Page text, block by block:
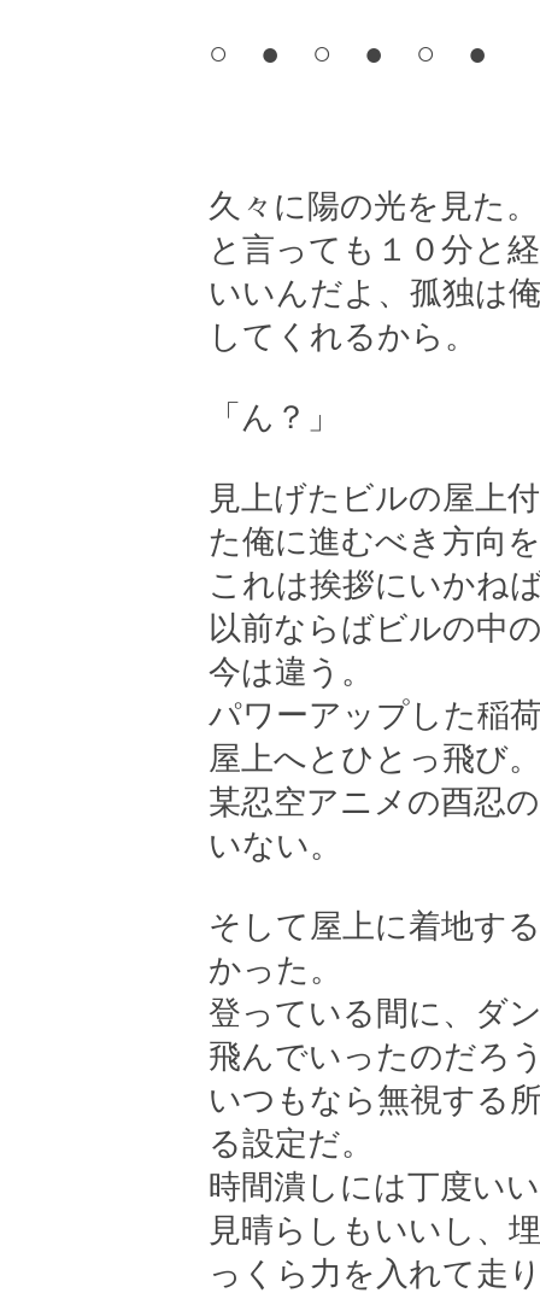
○ ● ○ ● ○ ●
久々に陽の光を見た。
と言っても１０分と
いいんだよ、孤独は
してくれるから。
「ん？」
見上げたビルの屋上
た俺に進むべき方向
これは挨拶にいかね
以前ならばビルの中
今は違う。
パワーアップした稲
屋上へとひとっ飛び。
某忍空アニメの酉忍
いない。
そして屋上に着地す
かった。
登っている間に、ダ
飛んでいったのだろ
いつもなら無視する
る設定だ。
時間潰しには丁度い
見晴らしもいいし、
っくら力を入れて走